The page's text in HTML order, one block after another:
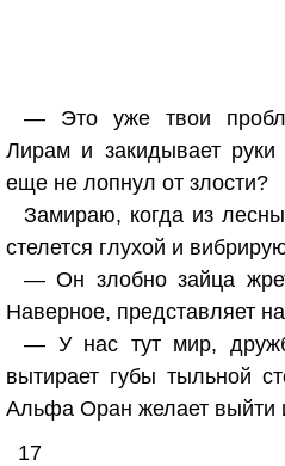
— Это уже твои
Лирам и закидывает
еще не лопнул от злости?
Замираю, когда из
стелется глухой и
— Он злобно зайца
Наверное, представляет
— У нас тут мир,
вытирает губы тыльной
Альфа Оран желает выйти
17